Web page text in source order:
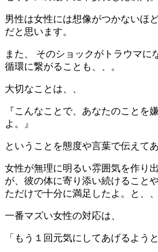
男性は女性には想像がつかないほ
だと思います。
また、 そのショックがトラウマに
循環に繋がることも、、。
大切なことは、、
『こんなことで、あなたのことを
よ。』
ということを態度や言葉で伝えて
女性が無理に明るい雰囲気を作り
が、彼の体に寄り添い続けること
ただけで十分に満足したよ。と、
一番マズい女性の対応は、
「もう１回元気にしてあげるようと